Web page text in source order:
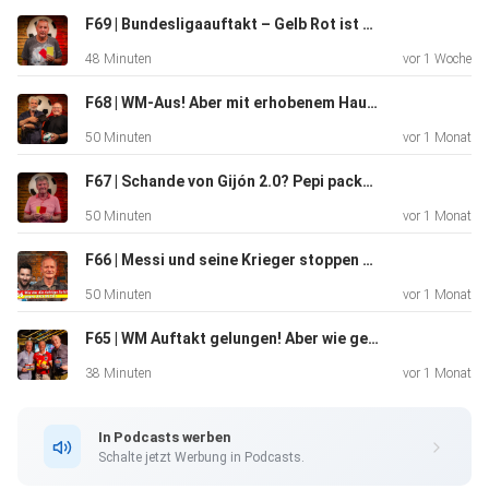
ging es
eigentlich früher in den Kabinen des österreichischen
Fußballs
zu? Gab es damals auch echte Kabinenfights, harte
Ansagen und
Baumeister und
unsere Experten packen einige legendäre Schmankerl aus
Fußballzeit aus.
Entdeckungen:
F69 | Bundesligaauftakt – Gelb Rot ist zurück mit Peter Pacult
48 Minuten vor 1 Woche
F68 | WM-Aus! Aber mit erhobenem Haupt? - mit Dirk Stermann & Thomas Steiner
50 Minuten vor 1 Monat
F67 | Schande von Gijón 2.0? Pepi packt aus wie’s damals wirklich war! - mit Josef Degeorgi
50 Minuten vor 1 Monat
F66 | Messi und seine Krieger stoppen Österreich – VORERST! Mit Heinz Palme
50 Minuten vor 1 Monat
F65 | WM Auftakt gelungen! Aber wie gehts weiter?
38 Minuten vor 1 Monat
In Podcasts werben
Schalte jetzt Werbung in Podcasts.